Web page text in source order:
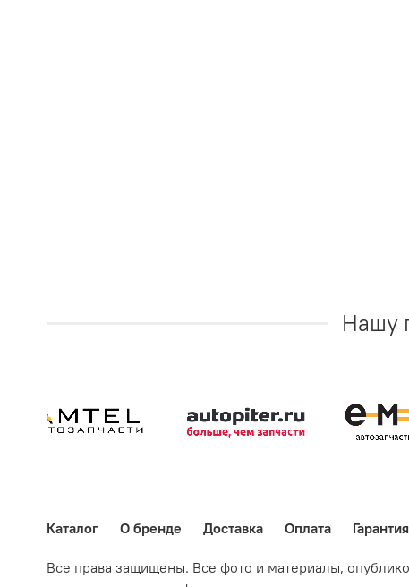
Нашу
Каталог О бренде Доставка Оплата Гарантия
Все права защищены. Все фото и материалы,